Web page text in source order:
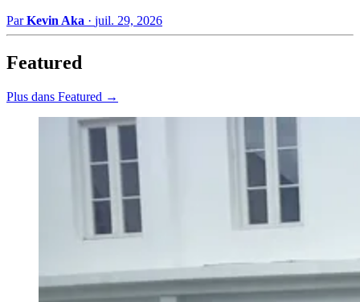
ParKevin Aka · juil. 29, 2026
Featured
Plus dans Featured →